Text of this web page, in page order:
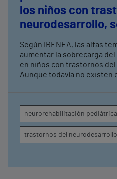
los niños con
neurodesarrollo,
expertos en
pediátrica de
Según IRENEA, las altas
aumentar la sobrecarga
en niños con trastornos
Aunque todavía no existen
atención, la regulación
conducta
neurorehabilitación pediátrica
trastornos del neurodesarrollo